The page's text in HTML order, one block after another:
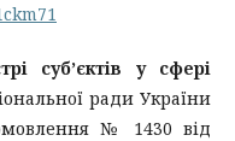
суб’єктів у сфері
ради України
№ 1430 від